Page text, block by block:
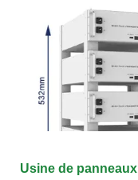
Usine de